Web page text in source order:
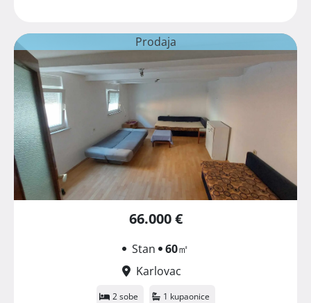
Prodaja
66.000 €
Stan 60㎡
Karlovac
2 sobe 1 kupaonice